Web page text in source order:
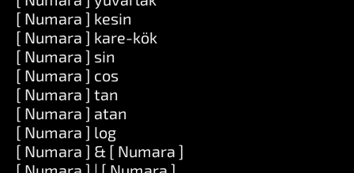
[ Numara ] kesin
[ Numara ] kare-kök
[ Numara ] sin
[ Numara ] cos
[ Numara ] tan
[ Numara ] atan
[ Numara ] log
[ Numara ] & [ Numara ]